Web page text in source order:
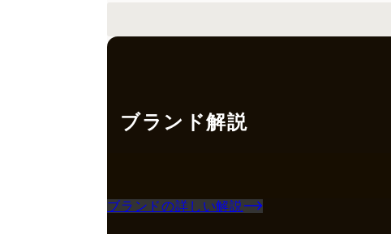
ブランド解説
ブランドの詳しい解説